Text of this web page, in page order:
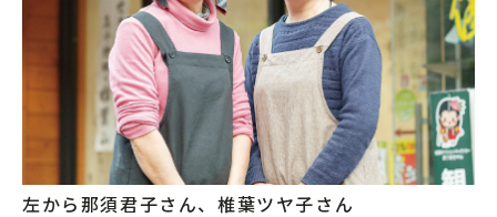
左から那須君子さん、椎葉ツヤ子さん